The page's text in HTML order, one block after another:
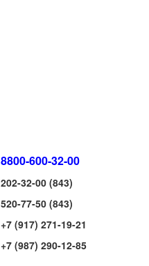
8800-600-32-00
202-32-00 (843)
520-77-50 (843)
+7 (917) 271-19-21
+7 (987) 290-12-85